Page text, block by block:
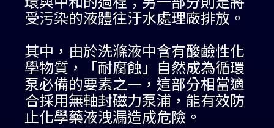
受污染的液體往汙水處理廠排放。
其中，由於洗滌液中含有酸鹼性化
學物質，「耐腐蝕」自然成為循環
泵必備的要素之一，這部分相當適
合採用無軸封磁力泵浦，能有效防
止化學藥液洩漏造成危險。